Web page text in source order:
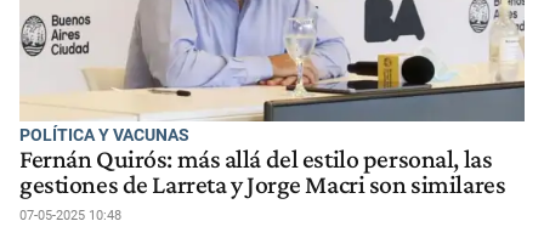
POLÍTICA Y VACUNAS
Fernán Quirós: más allá del estilo personal, las
gestiones de Larreta y Jorge Macri son similares
07-05-2025 10:48